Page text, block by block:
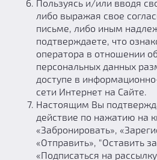
Пользуясь и/или вводя
либо выражая свое
письме, либо иным
подтверждаете, что
оператора в отношении
персональных данных
доступе в
сети Интернет на Сайте.
Настоящим Вы
действие по нажатию на
«Забронировать»,
«Отправить», "Оставить
«Подписаться на